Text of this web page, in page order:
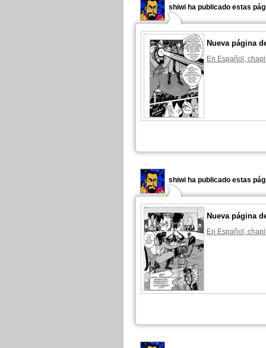
shiwi ha publicado estas
Nueva página
En Español,
shiwi ha publicado estas
Nueva página
En Español,